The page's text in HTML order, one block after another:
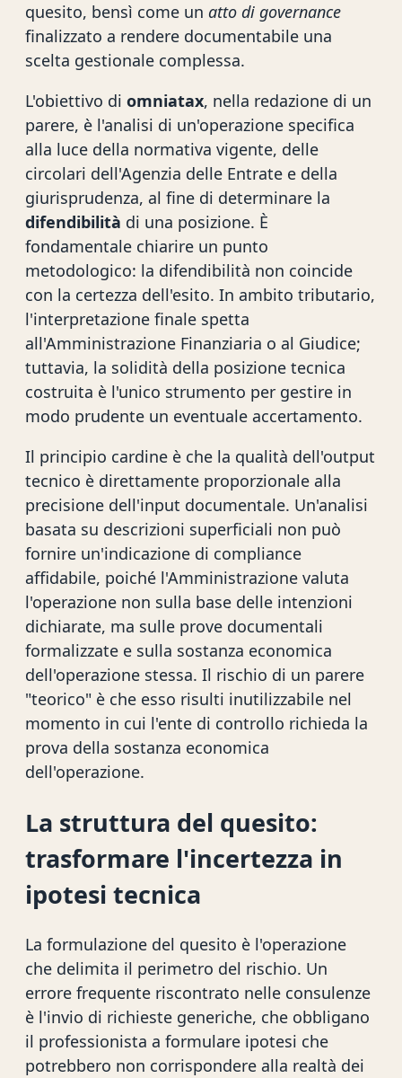
quesito, bensì come un atto di governance
finalizzato a rendere documentabile una
scelta gestionale complessa.
L'obiettivo di omniatax, nella redazione di un
parere, è l'analisi di un'operazione specifica
alla luce della normativa vigente, delle
circolari dell'Agenzia delle Entrate e della
giurisprudenza, al fine di determinare la
difendibilità di una posizione. È
fondamentale chiarire un punto
metodologico: la difendibilità non coincide
con la certezza dell'esito. In ambito tributario,
l'interpretazione finale spetta
all'Amministrazione Finanziaria o al Giudice;
tuttavia, la solidità della posizione tecnica
costruita è l'unico strumento per gestire in
modo prudente un eventuale accertamento.
Il principio cardine è che la qualità dell'output
tecnico è direttamente proporzionale alla
precisione dell'input documentale. Un'analisi
basata su descrizioni superficiali non può
fornire un'indicazione di compliance
affidabile, poiché l'Amministrazione valuta
l'operazione non sulla base delle intenzioni
dichiarate, ma sulle prove documentali
formalizzate e sulla sostanza economica
dell'operazione stessa. Il rischio di un parere
"teorico" è che esso risulti inutilizzabile nel
momento in cui l'ente di controllo richieda la
prova della sostanza economica
dell'operazione.
La struttura del quesito:
trasformare l'incertezza in
ipotesi tecnica
La formulazione del quesito è l'operazione
che delimita il perimetro del rischio. Un
errore frequente riscontrato nelle consulenze
è l'invio di richieste generiche, che obbligano
il professionista a formulare ipotesi che
potrebbero non corrispondere alla realtà dei